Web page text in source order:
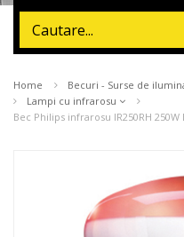
Home Becuri - Surse de
Lampi cu infrarosu
Bec Philips infrarosu IR250RH 250W